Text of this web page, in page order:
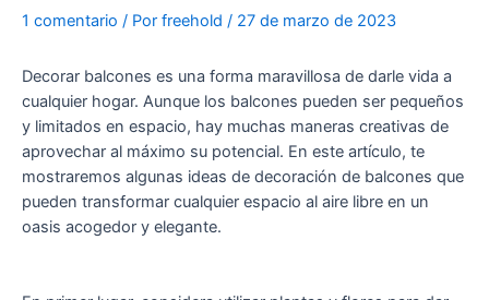
1 comentario / Por freehold / 27 de marzo de 2023
Decorar balcones es una forma maravillosa de darle vida a
cualquier hogar. Aunque los balcones pueden ser pequeños
y limitados en espacio, hay muchas maneras creativas de
aprovechar al máximo su potencial. En este artículo, te
mostraremos algunas ideas de decoración de balcones que
pueden transformar cualquier espacio al aire libre en un
oasis acogedor y elegante.